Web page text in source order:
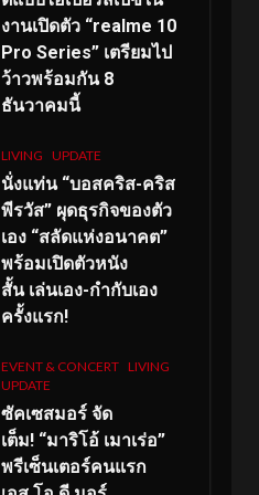
งานเปิดตัว “realme 10
Pro Series” เตรียมไป
ว้าวพร้อมกัน 8
ธันวาคมนี้
LIVING UPDATE
นั่งแท่น “บอสคริส-คริส
พีรวัส” ผุดธุรกิจของตัว
เอง “สลัดแห่งอนาคต”
พร้อมเปิดตัวหนัง
สั้น เล่นเอง-กำกับเอง
ครั้งแรก!
EVENT & CONCERT LIVING
UPDATE
ซัคเซสมอร์ จัด
เต็ม! “มาริโอ้ เมาเร่อ”
พรีเซ็นเตอร์คนแรก